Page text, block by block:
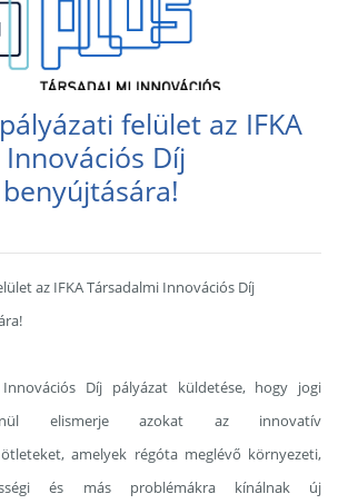
felület az IFKA
Díj
az IFKA Társadalmi Innovációs Díj
Díj pályázat küldetése, hogy jogi
elismerje azokat az innovatív
ötleteket, amelyek régóta meglévő környezeti,
és más problémákra kínálnak új